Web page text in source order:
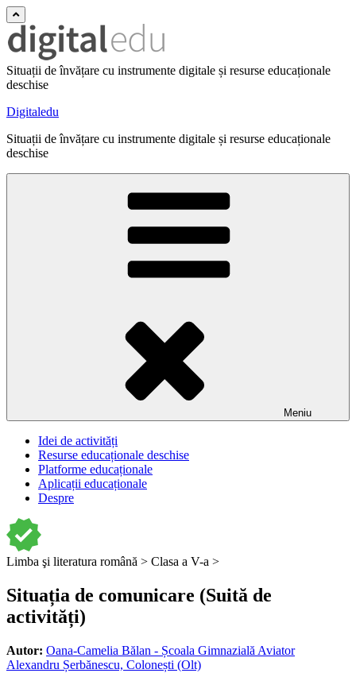
Situații de învățare cu instrumente digitale și resurse educaționale
deschise
Digitaledu
Situații de învățare cu instrumente digitale și resurse educaționale
deschise
Meniu
Idei de activități
Resurse educaționale deschise
Platforme educaționale
Aplicații educaționale
Despre
Limba şi literatura română > Clasa a V-a >
Situația de comunicare (Suită de
activități)
Autor: Oana-Camelia Bălan - Școala Gimnazială Aviator
Alexandru Șerbănescu, Colonești (Olt)